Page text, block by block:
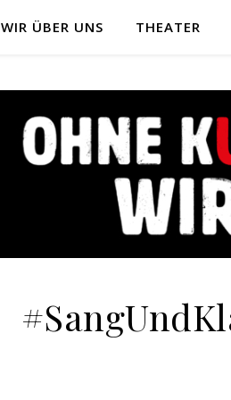
WIR ÜBER UNS THEATER